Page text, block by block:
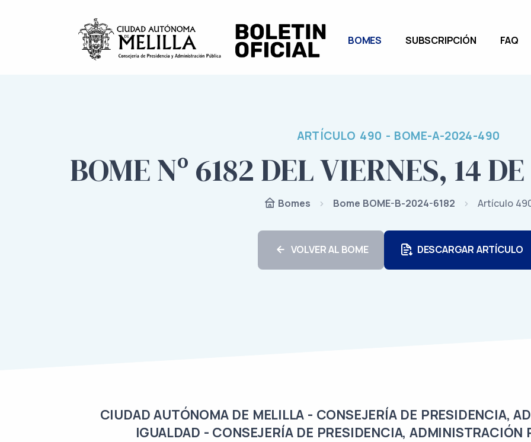
BOMES SUBSCRIPCIÓN FAQ
ARTÍCULO 490 - BOME-A-2024-490
BOME Nº 6182 DEL VIERNES, 14
Bomes Bome BOME-B-2024-6182 Artículo
VOLVER AL BOME DESCARGAR ARTÍCULO
CIUDAD AUTÓNOMA DE MELILLA - CONSEJERÍA DE PRESIDENCIA,
IGUALDAD - CONSEJERÍA DE PRESIDENCIA, ADMINISTRACIÓN